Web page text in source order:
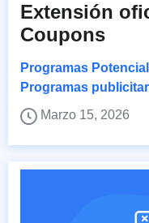
Extensión
Coupons
Programas
Programas
Marzo 15, 2026